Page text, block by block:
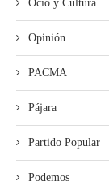
Ocio y Cultura
Opinión
PACMA
Pájara
Partido Popular
Podemos